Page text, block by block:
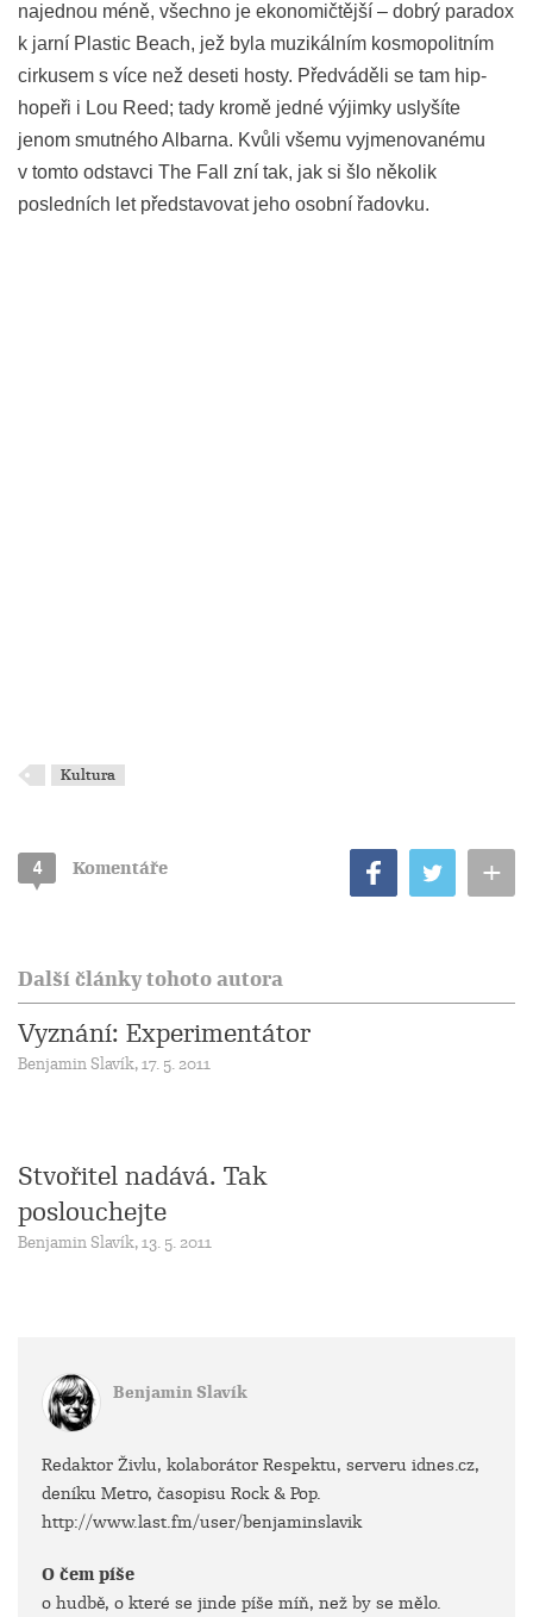
najednou méně, všechno je ekonomičtější – dobrý paradox
k jarní Plastic Beach, jež byla muzikálním kosmopolitním
cirkusem s více než deseti hosty. Předváděli se tam hip-
hopeři i Lou Reed; tady kromě jedné výjimky uslyšíte
jenom smutného Albarna. Kvůli všemu vyjmenovanému
v tomto odstavci The Fall zní tak, jak si šlo několik
posledních let představovat jeho osobní řadovku.
Kultura
4 Komentáře +
Další články tohoto autora
Vyznání: Experimentátor
Benjamin Slavík, 17. 5. 2011
Stvořitel nadává. Tak
poslouchejte
Benjamin Slavík, 13. 5. 2011
Benjamin Slavík
Redaktor Živlu, kolaborátor Respektu, serveru idnes.cz,
deníku Metro, časopisu Rock & Pop.
http://www.last.fm/user/benjaminslavik
O čem píše
o hudbě, o které se jinde píše míň, než by se mělo.